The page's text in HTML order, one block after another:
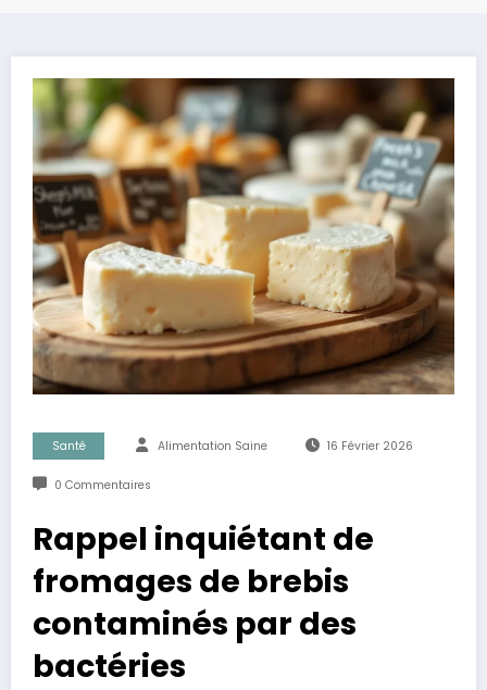
Santé Alimentation Saine 16 Février 2026
0 Commentaires
Rappel inquiétant de
fromages de brebis
contaminés par des
bactéries